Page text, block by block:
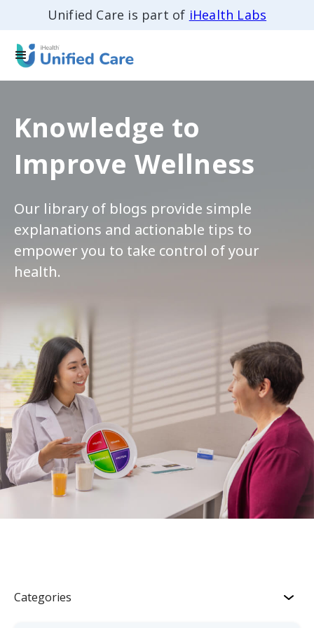
Unified Care is part of iHealth Labs
Knowledge to
Improve Wellness
Our library of blogs provide simple
explanations and actionable tips to
empower you to take control of your
health.
Categories